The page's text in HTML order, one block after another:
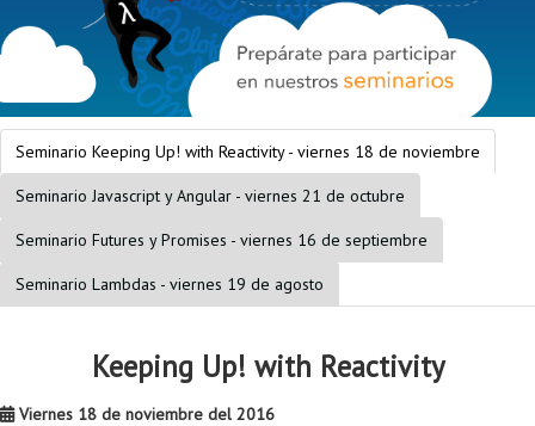
Seminario Keeping Up! with Reactivity - viernes 18 de noviembre
Seminario Javascript y Angular - viernes 21 de octubre
Seminario Futures y Promises - viernes 16 de septiembre
Seminario Lambdas - viernes 19 de agosto
Keeping Up! with Reactivity
Viernes 18 de noviembre del 2016
Reingreso
Reintegro
Retiro voluntario
Transferencia
Tarifas
Grado